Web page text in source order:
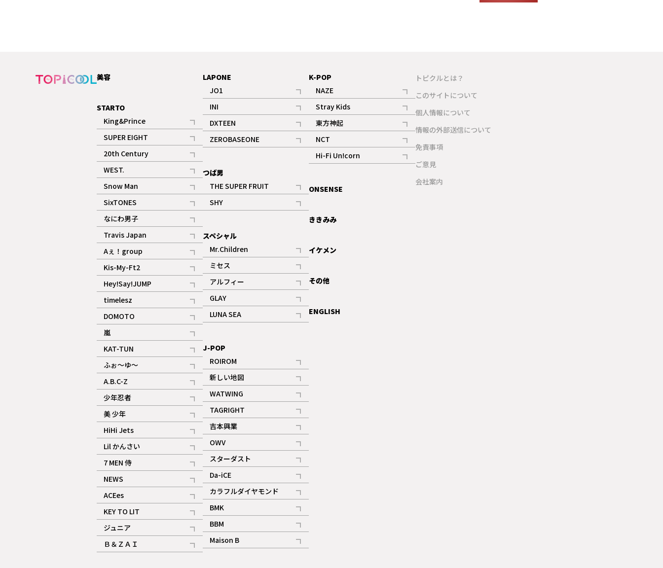
美容
STARTO
King&Prince
記事
SUPER EIGHT
記事
20th Century
記事
WEST.
記事
Snow Man
記事
ギャラリー
SixTONES
記事
ギャラリー
なにわ男子
記事
Travis Japan
記事
Aぇ！group
記事
Kis-My-Ft2
記事
ギャラリー
Hey!Say!JUMP
記事
timelesz
記事
DOMOTO
記事
嵐
記事
KAT-TUN
記事
ふぉ～ゆ～
記事
A.B.C-Z
記事
ギャラリー
少年忍者
記事
美 少年
記事
HiHi Jets
記事
Lil かんさい
記事
7 MEN 侍
記事
NEWS
記事
ACEes
記事
KEY TO LIT
記事
ジュニア
記事
Ｂ＆ＺＡＩ
記事
LAPONE
JO1
記事
ギャラリー
INI
記事
ギャラリー
DXTEEN
記事
ギャラリー
ZEROBASEONE
記事
つば男
THE SUPER FRUIT
記事
ギャラリー
SHY
記事
スペシャル
Mr.Children
記事
ミセス
記事
アルフィー
記事
GLAY
記事
LUNA SEA
記事
J-POP
ROIROM
記事
新しい地図
記事
WATWING
記事
TAGRIGHT
記事
吉本興業
記事
OWV
記事
ギャラリー
スターダスト
記事
Da-iCE
記事
カラフルダイヤモンド
記事
BMK
記事
ギャラリー
BBM
記事
ギャラリー
Maison B
記事
K-POP
NAZE
記事
Stray Kids
記事
東方神起
記事
NCT
記事
Hi-Fi Un!corn
記事
ONSENSE
ききみみ
イケメン
その他
ENGLISH
トピクルとは？
このサイトについて
個人情報について
情報の外部送信について
免責事項
ご意見
会社案内